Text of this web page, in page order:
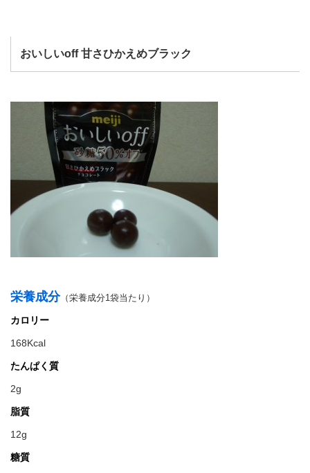
おいしいoff 甘さひかえめブラック
栄養成分（栄養成分1袋当たり）
カロリー
168Kcal
たんぱく質
2g
脂質
12g
糖質